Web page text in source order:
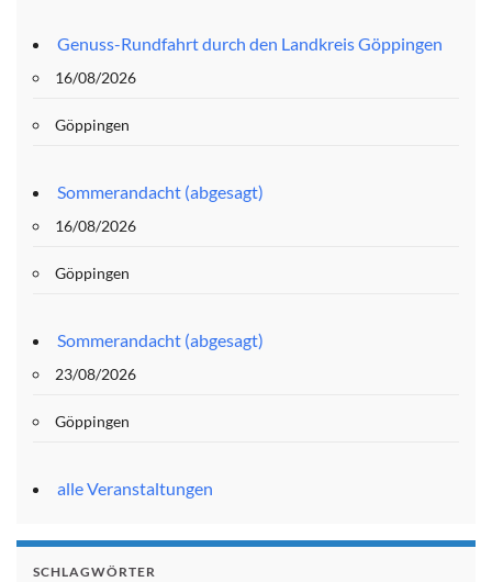
Genuss-Rundfahrt durch den Landkreis Göppingen
16/08/2026
Göppingen
Sommerandacht (abgesagt)
16/08/2026
Göppingen
Sommerandacht (abgesagt)
23/08/2026
Göppingen
alle Veranstaltungen
SCHLAGWÖRTER